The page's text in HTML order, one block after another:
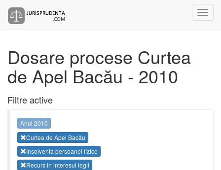
Dosare procese Curtea
de Apel Bacău - 2010
Filtre active
Anul 2010
Curtea de Apel Bacău
Insolventa persoanei fizice
Recurs in interesul legii